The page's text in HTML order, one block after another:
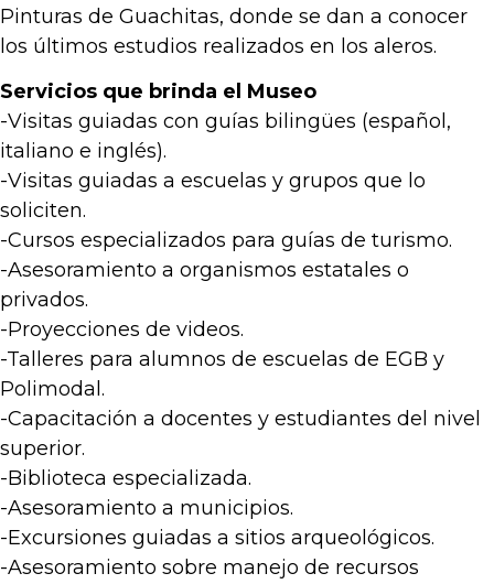
Pinturas de Guachitas, donde se dan a conocer
los últimos estudios realizados en los aleros.
Servicios que brinda el Museo
-Visitas guiadas con guías bilingües (español,
italiano e inglés).
-Visitas guiadas a escuelas y grupos que lo
soliciten.
-Cursos especializados para guías de turismo.
-Asesoramiento a organismos estatales o
privados.
-Proyecciones de videos.
-Talleres para alumnos de escuelas de EGB y
Polimodal.
-Capacitación a docentes y estudiantes del nivel
superior.
-Biblioteca especializada.
-Asesoramiento a municipios.
-Excursiones guiadas a sitios arqueológicos.
-Asesoramiento sobre manejo de recursos